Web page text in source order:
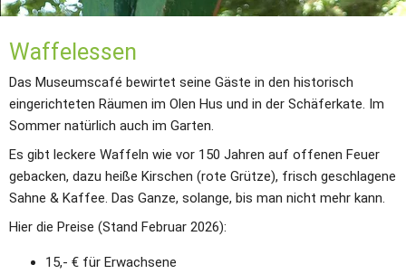
Waffelessen
Das Museumscafé bewirtet seine Gäste in den historisch
eingerichteten Räumen im Olen Hus und in der Schäferkate. Im
Sommer natürlich auch im Garten.
Es gibt leckere Waffeln wie vor 150 Jahren auf offenen Feuer
gebacken, dazu heiße Kirschen (rote Grütze), frisch geschlagene
Sahne & Kaffee. Das Ganze, solange, bis man nicht mehr kann.
Hier die Preise (Stand Februar 2026):
15,- € für Erwachsene